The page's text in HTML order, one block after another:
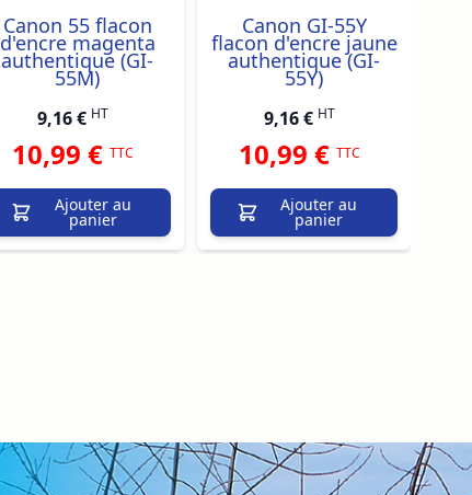
Canon 55 flacon
d'encre magenta
authentique (GI-
55M)
9,16 € HT
10,99 €TTC
Ajouter au
panier
Canon GI-55Y
flacon d'encre jaune
authentique (GI-
55Y)
9,16 € HT
10,99 €TTC
Ajouter au
panier